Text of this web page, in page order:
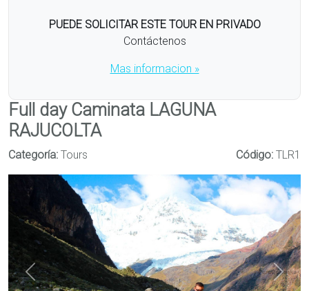
Full day Caminata LAGUNA
RAJUCOLTA
Categoría: Tours Código: TLR1
Previous Next
PUEDE SOLICITAR ESTE TOUR EN PRIVADO
Contáctenos
Mas informacion »